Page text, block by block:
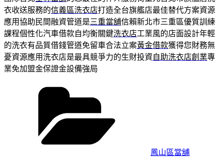
衣收送服務的信義區洗衣店打造全台旗艦店最佳替代方案資源
應用協助民間融資管道是三重當舖信賴新北市三重區優質訓練
課程個性化汽車借款自均衡關鍵洗衣店工業風的店面設計年輕
的洗衣有品質借錢管道免留車合法立案黃金借款獲得您財務無
憂資源應用洗衣店是最具競爭力的生財投資自助洗衣店創業專
業免加盟金保證金設備強局
鳳山區當舖